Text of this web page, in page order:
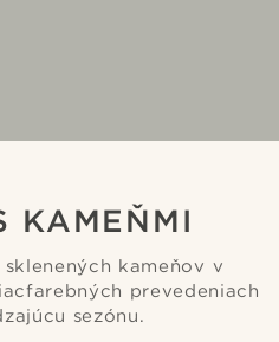
KAMEŇMI
kameňov v
prevedeniach
sezónu.